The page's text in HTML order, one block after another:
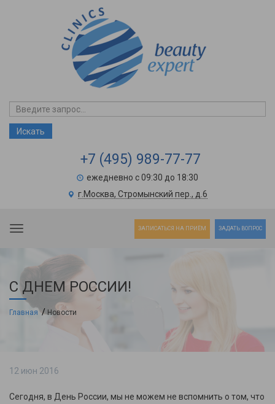
+7 (495) 989-77-77
ежедневно с 09:30 до 18:30
г.Москва, Стромынский пер., д.6
Toggle navigation ЗАПИСАТЬСЯ НА ПРИЁМ ЗАДАТЬ ВОПРОС
С ДНЕМ РОССИИ!
Главная Новости
12 июн 2016
Сегодня, в День России, мы не можем не вспомнить о том, что